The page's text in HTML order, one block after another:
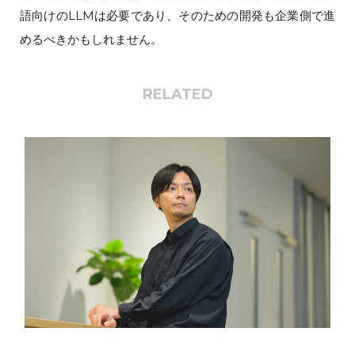
語向けのLLMは必要であり、そのための開発も企業側で進
めるべきかもしれません。
RELATED